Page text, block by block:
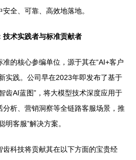
全、可靠、高效地落地。
技术实践者与标准贡献者
的核心参编单位，源于其在“AI+客户
实践。公司早在2023年即发布了基于
齿AI蓝图”，将大模型技术深度应用于
析、营销洞察等全链路客服场景，推
明客服”解决方案。
齿科技将贡献其在以下方面的宝贵经